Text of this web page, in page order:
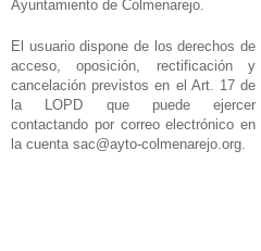
Ayuntamiento de Colmenarejo.
El usuario dispone de los derechos de
acceso, oposición, rectificación y
cancelación previstos en el Art. 17 de
la LOPD que puede ejercer
contactando por correo electrónico en
la cuenta sac@ayto-colmenarejo.org.